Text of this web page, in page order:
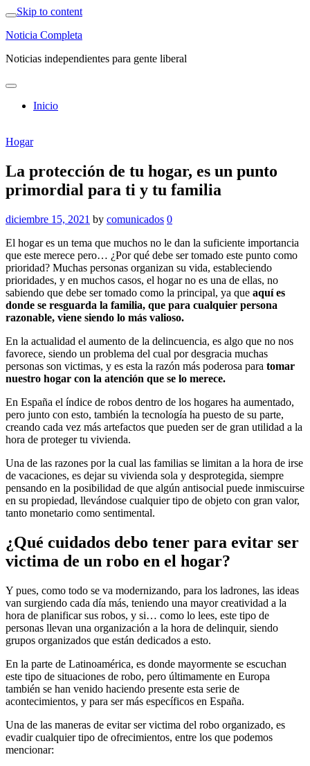
Skip to content
Noticia Completa
Noticias independientes para gente liberal
Inicio
Hogar
La protección de tu hogar, es un punto
primordial para ti y tu familia
diciembre 15, 2021 by comunicados 0
El hogar es un tema que muchos no le dan la suficiente importancia
que este merece pero… ¿Por qué debe ser tomado este punto como
prioridad? Muchas personas organizan su vida, estableciendo
prioridades, y en muchos casos, el hogar no es una de ellas, no
sabiendo que debe ser tomado como la principal, ya que aquí es
donde se resguarda la familia, que para cualquier persona
razonable, viene siendo lo más valioso.
En la actualidad el aumento de la delincuencia, es algo que no nos
favorece, siendo un problema del cual por desgracia muchas
personas son victimas, y es esta la razón más poderosa para tomar
nuestro hogar con la atención que se lo merece.
En España el índice de robos dentro de los hogares ha aumentado,
pero junto con esto, también la tecnología ha puesto de su parte,
creando cada vez más artefactos que pueden ser de gran utilidad a la
hora de proteger tu vivienda.
Una de las razones por la cual las familias se limitan a la hora de irse
de vacaciones, es dejar su vivienda sola y desprotegida, siempre
pensando en la posibilidad de que algún antisocial puede inmiscuirse
en su propiedad, llevándose cualquier tipo de objeto con gran valor,
tanto monetario como sentimental.
¿Qué cuidados debo tener para evitar ser
victima de un robo en el hogar?
Y pues, como todo se va modernizando, para los ladrones, las ideas
van surgiendo cada día más, teniendo una mayor creatividad a la
hora de planificar sus robos, y si… como lo lees, este tipo de
personas llevan una organización a la hora de delinquir, siendo
grupos organizados que están dedicados a esto.
En la parte de Latinoamérica, es donde mayormente se escuchan
este tipo de situaciones de robo, pero últimamente en Europa
también se han venido haciendo presente esta serie de
acontecimientos, y para ser más específicos en España.
Una de las maneras de evitar ser victima del robo organizado, es
evadir cualquier tipo de ofrecimientos, entre los que podemos
mencionar: